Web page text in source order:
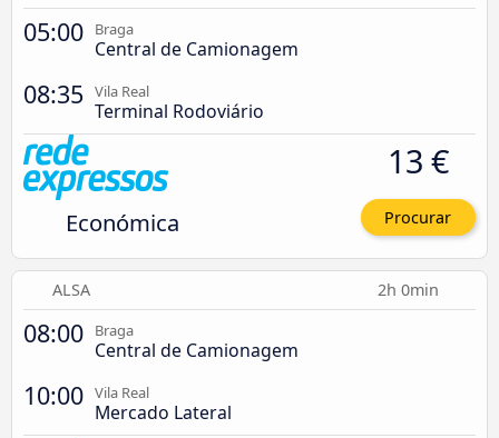
05:00 Braga
Central de Camionagem
08:35 Vila Real
Terminal Rodoviário
Económica
13 €
Procurar
ALSA 2h 0min
08:00 Braga
Central de Camionagem
10:00 Vila Real
Mercado Lateral